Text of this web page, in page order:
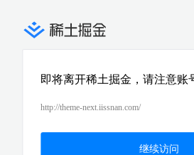
即将离开稀土掘金，请注意账
http://theme-next.iissnan.com/
继续访问